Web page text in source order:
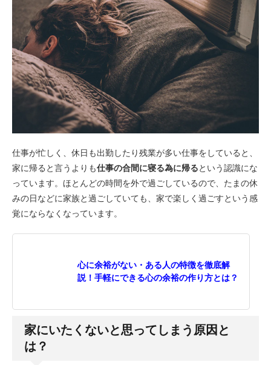
仕事が忙しく、休日も出勤したり残業が多い仕事をしていると、
家に帰ると言うよりも仕事の合間に寝る為に帰るという認識にな
っています。ほとんどの時間を外で過ごしているので、たまの休
みの日などに家族と過ごしていても、家で楽しく過ごすという感
覚にならなくなっています。
心に余裕がない・ある人の特徴を徹底解
説！手軽にできる心の余裕の作り方とは？
家にいたくないと思ってしまう原因と
は？